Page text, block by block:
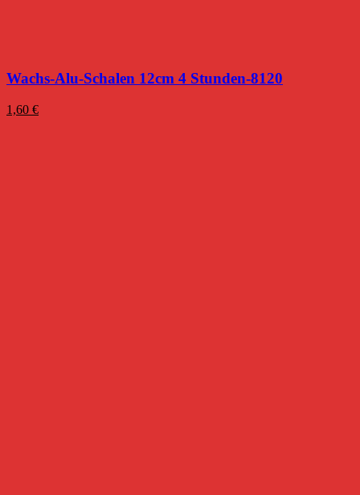
Wachs-Alu-Schalen 12cm 4 Stunden-8120
1,60 €